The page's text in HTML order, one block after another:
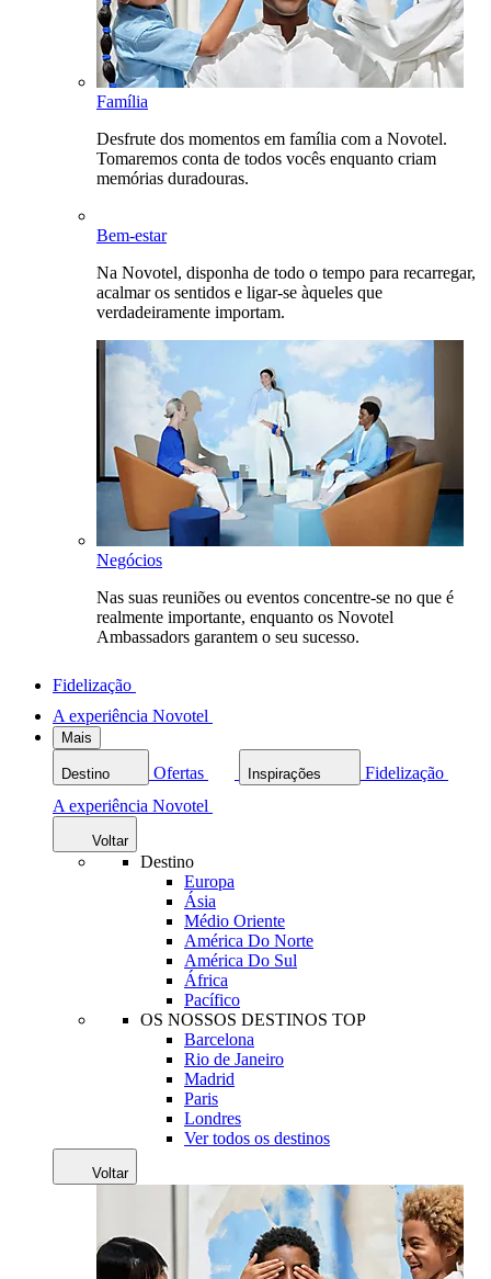
Família
Desfrute dos momentos em família com a Novotel.
Tomaremos conta de todos vocês enquanto criam
memórias duradouras.
Bem-estar
Na Novotel, disponha de todo o tempo para recarregar,
acalmar os sentidos e ligar-se àqueles que
verdadeiramente importam.
Negócios
Nas suas reuniões ou eventos concentre-se no que é
realmente importante, enquanto os Novotel
Ambassadors garantem o seu sucesso.
Fidelização
A experiência Novotel
Mais
Destino Ofertas Inspirações
Fidelização
A experiência Novotel
Voltar
Destino
Europa
Ásia
Médio Oriente
América Do Norte
América Do Sul
África
Pacífico
OS NOSSOS DESTINOS TOP
Barcelona
Rio de Janeiro
Madrid
Paris
Londres
Ver todos os destinos
Voltar